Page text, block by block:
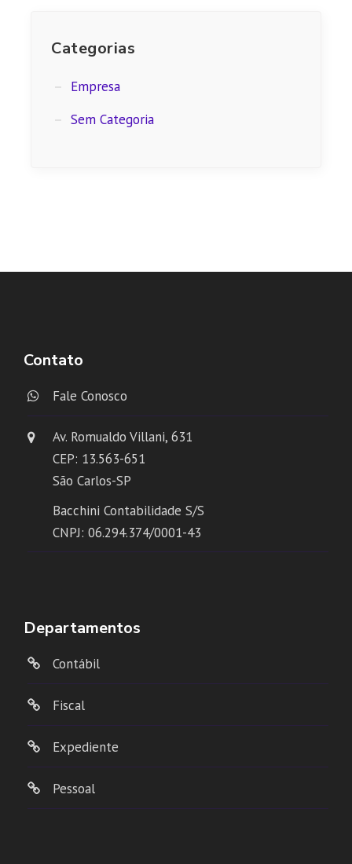
Categorias
Empresa
Sem Categoria
Contato
Fale Conosco
Av. Romualdo Villani, 631
CEP: 13.563-651
São Carlos-SP
Bacchini Contabilidade S/S
CNPJ: 06.294.374/0001-43
Departamentos
Contábil
Fiscal
Expediente
Pessoal